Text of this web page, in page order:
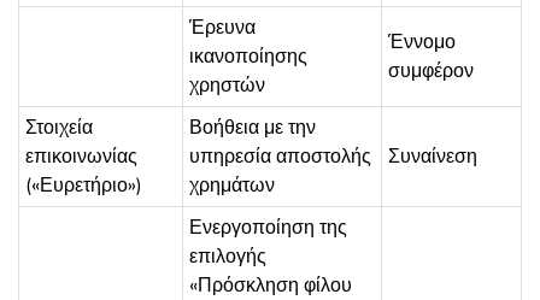
Έρευνα
ικανοποίησης
χρηστών
Έννομο
συμφέρον
Στοιχεία
επικοινωνίας
(«Ευρετήριο»)
Βοήθεια με την
υπηρεσία αποστολής
χρημάτων
Συναίνεση
Ενεργοποίηση της
επιλογής
«Πρόσκληση φίλου